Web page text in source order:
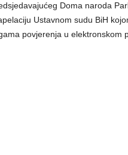
Doma naroda
Ustavnom sudu BiH
povjerenja u elektronskom